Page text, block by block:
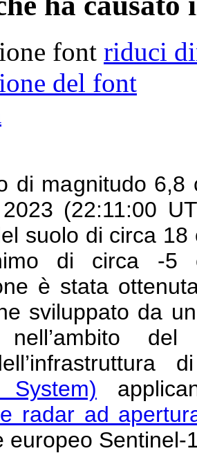
font riduci
del font
di magnitudo 6,8
(22:11:00
suolo di circa
di circa -5
è stata
sviluppato da
System)
radar ad
europeo Sentinel-